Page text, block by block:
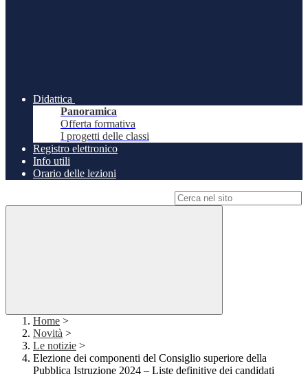
Didattica
Panoramica
Offerta formativa
I progetti delle classi
Registro elettronico
Info utili
Orario delle lezioni
Home >
Novità >
Le notizie >
Elezione dei componenti del Consiglio superiore della
Pubblica Istruzione 2024 – Liste definitive dei candidati